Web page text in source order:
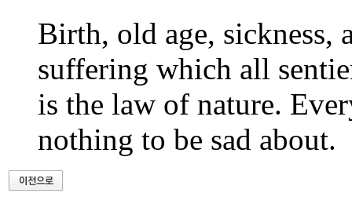
Birth, old age, sickness,
suffering which all
is the law of nature.
nothing to be sad about.